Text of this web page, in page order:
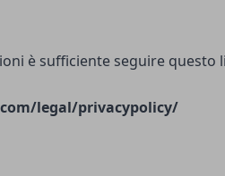
è sufficiente seguire questo
legal/privacypolicy/